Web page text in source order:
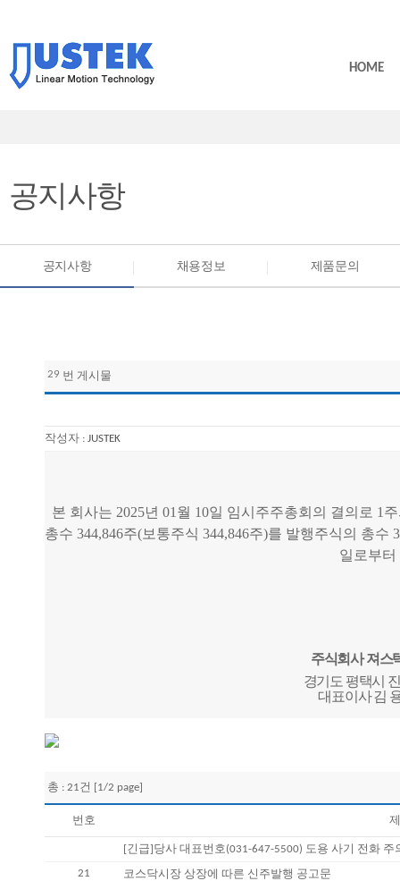
HOME
공지사항
공지사항 채용정보 제품문의
29 번 게시물
작성자 : JUSTEK
본 회사는 2025년 01 월 10일 임시주주총회의 결의로 1
총수 344,846주(보통주식 344,846주)를 발행주식의 총수
일로부터
주식회사 져스
경기도 평택시 진위
대표이사 김 용 일
총 : 21건 [1/2 page]
번호
[긴급]당사 대표번호(031-647-5500) 도용 사기 전화 주
21 코스닥시장 상장에 따른 신주발행 공고문